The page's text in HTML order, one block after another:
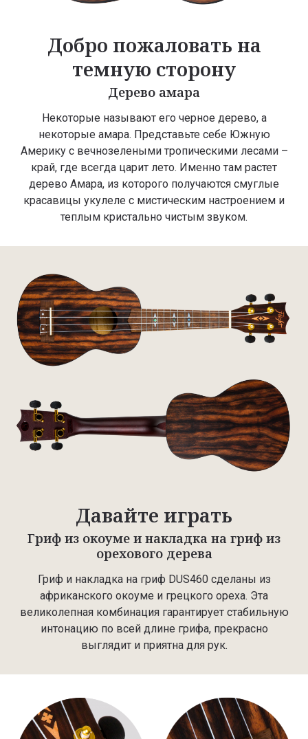
Добро пожаловать на
темную сторону
Дерево амара
Некоторые называют его черное дерево, а
некоторые амара. Представьте себе Южную
Америку с вечнозелеными тропическими лесами –
край, где всегда царит лето. Именно там растет
дерево Амара, из которого получаются смуглые
красавицы укулеле с мистическим настроением и
теплым кристально чистым звуком.
Давайте играть
Гриф из окоуме и накладка на гриф из
орехового дерева
Гриф и накладка на гриф DUS460 сделаны из
африканского окоуме и грецкого ореха. Эта
великолепная комбинация гарантирует стабильную
интонацию по всей длине грифа, прекрасно
выглядит и приятна для рук.